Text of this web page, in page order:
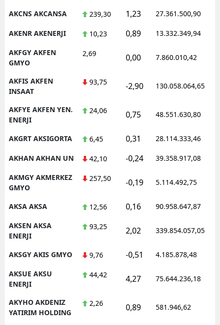
AKCNS AKCANSA 239,30 1,23 27.361.500,90
AKENR AKENERJI 10,23 0,89 13.332.349,94
AKFGY AKFEN
GMYO
2,69 0,00 7.860.010,42
AKFIS AKFEN
INSAAT
93,75 -2,90 130.058.064,65
AKFYE AKFEN YEN.
ENERJI
24,06 0,75 48.551.630,80
AKGRT AKSIGORTA 6,45 0,31 28.114.333,46
AKHAN AKHAN UN 42,10 -0,24 39.358.917,08
AKMGY AKMERKEZ
GMYO
257,50 -0,19 5.114.492,75
AKSA AKSA 12,56 0,16 90.958.647,87
AKSEN AKSA
ENERJI
93,25 2,02 339.854.057,05
AKSGY AKIS GMYO 9,76 -0,51 4.185.878,48
AKSUE AKSU
ENERJI
44,42 4,27 75.644.236,18
AKYHO AKDENIZ
YATIRIM HOLDING
2,26 0,89 581.946,62